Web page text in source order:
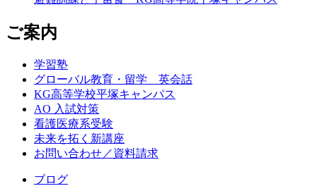
ご案内
学習塾
グローバル教育・留学 英会話
KG高等学校平塚キャンパス
AO 入試対策
看護医療系受験
未来を拓く新講座
お問い合わせ／資料請求
ブログ